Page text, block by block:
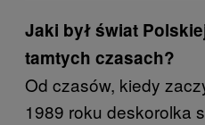
Jaki był świat
tamtych czasach?
Od czasów, kiedy
1989 roku deskorolka